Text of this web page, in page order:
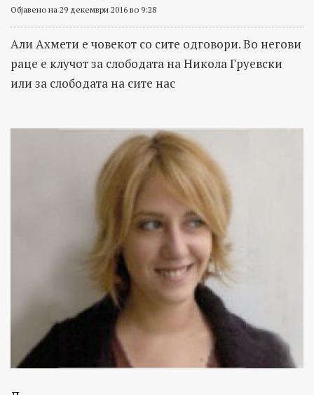
Објавено на 29 декември 2016 во 9:28
Али Ахмети е човекот со сите одговори. Во негови
раце е клучот за слободата на Никола Груевски
или за слободата на сите нас